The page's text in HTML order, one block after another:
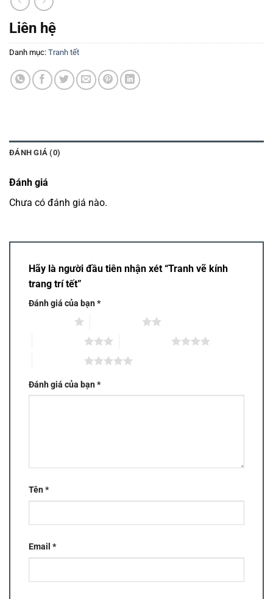
Liên hệ
Danh mục: Tranh tết
ĐÁNH GIÁ (0)
Đánh giá
Chưa có đánh giá nào.
Hãy là người đầu tiên nhận xét “Tranh vẽ kính
trang trí tết”
Đánh giá của bạn*
Đánh giá của bạn*
Tên*
Email *